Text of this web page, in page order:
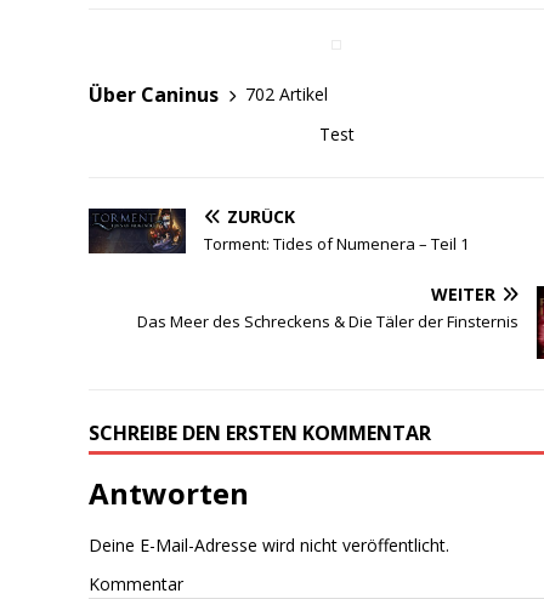
Über Caninus
702 Artikel
Test
ZURÜCK
Torment: Tides of Numenera – Teil 1
WEITER
Das Meer des Schreckens & Die Täler der Finsternis
SCHREIBE DEN ERSTEN KOMMENTAR
Antworten
Deine E-Mail-Adresse wird nicht veröffentlicht.
Kommentar